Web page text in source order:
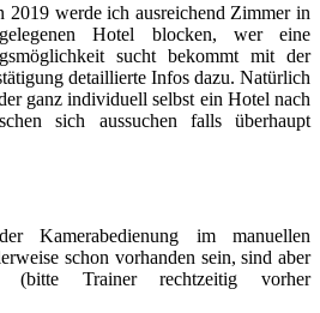
2019 werde ich ausreichend Zimmer in
Hotel blocken, wer eine
sucht bekommt mit der
detaillierte Infos dazu. Natürlich
ganz individuell selbst ein Hotel nach
sich aussuchen falls überhaupt
Kamerabedienung im manuellen
schon vorhanden sein, sind aber
(bitte Trainer rechtzeitig vorher